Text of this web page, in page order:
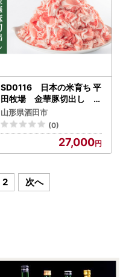
SD0116 日本の米育ち 平
田牧場 金華豚切出し 4
kg(500g×8パック)
山形県酒田市
(0)
27,000
2 次へ